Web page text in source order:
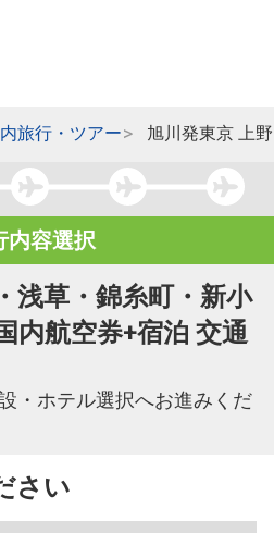
旅行・ツアー 旭川発東京 上
内容選択
浅草・錦糸町・新小
内航空券+宿泊 交通
・ホテル選択へお進みくだ
さい